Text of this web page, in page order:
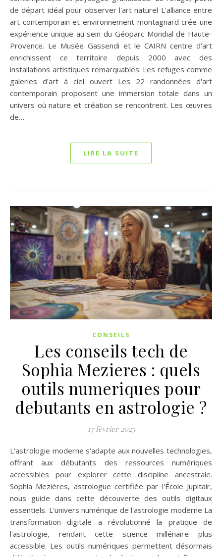
de départ idéal pour observer l'art naturel L'alliance entre
art contemporain et environnement montagnard crée une
expérience unique au sein du Géoparc Mondial de Haute-
Provence. Le Musée Gassendi et le CAIRN centre d'art
enrichissent ce territoire depuis 2000 avec des
installations artistiques remarquables. Les refuges comme
galeries d'art à ciel ouvert Les 22 randonnées d'art
contemporain proposent une immersion totale dans un
univers où nature et création se rencontrent. Les œuvres
de…
LIRE LA SUITE
CONSEILS
Les conseils tech de
Sophia Mezieres : quels
outils numeriques pour
debutants en astrologie ?
17 février 2025
L'astrologie moderne s'adapte aux nouvelles technologies,
offrant aux débutants des ressources numériques
accessibles pour explorer cette discipline ancestrale.
Sophia Mezières, astrologue certifiée par l'École Jupitair,
nous guide dans cette découverte des outils digitaux
essentiels. L'univers numérique de l'astrologie moderne La
transformation digitale a révolutionné la pratique de
l'astrologie, rendant cette science millénaire plus
accessible. Les outils numériques permettent désormais